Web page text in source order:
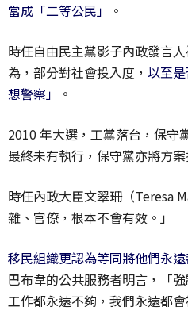
當成「二等公民」
。
時任自由民主黨影子內政發言
為，部分對社會投入度， 以至
想警察」
。
2010 年大選，工黨落台，保守
最終未有執行，保守黨亦將方案
時任內政大臣文翠珊（Teresa
雜、官僚，根本不會有效。」
移民組織更認為等同將他們永
巴布韋的公共服務者明言，「
工作都永遠不夠，我們永遠都會